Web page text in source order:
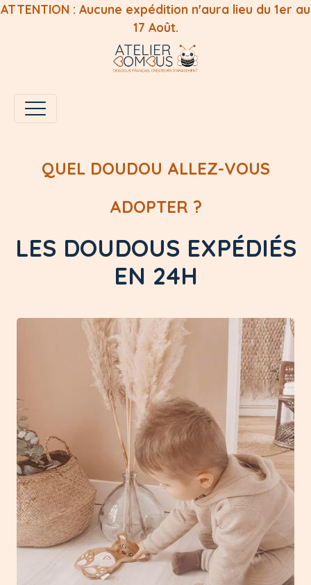
ATTENTION : Aucune expédition n'aura lieu du 1er au
17 Août.
QUEL DOUDOU ALLEZ-VOUS
ADOPTER ?
LES DOUDOUS EXPÉDIÉS
EN 24H